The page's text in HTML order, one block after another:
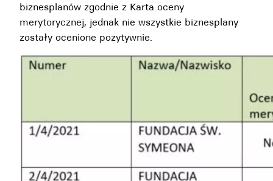
biznesplanów zgodnie z Karta oceny
merytorycznej, jednak nie wszystkie biznesplany
zostały ocenione pozytywnie.